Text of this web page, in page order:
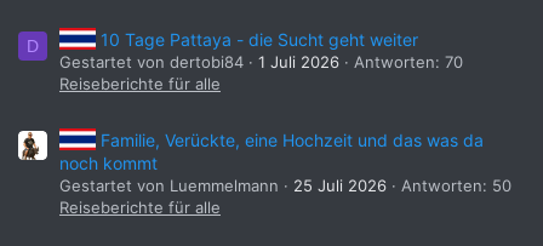
D 10 Tage Pattaya - die Sucht geht weiter
Gestartet von dertobi84 1 Juli 2026
Antworten: 70
Reiseberichte für alle
Familie, Verückte, eine Hochzeit und das was da
noch kommt
Gestartet von Luemmelmann 25 Juli 2026
Antworten: 50
Reiseberichte für alle